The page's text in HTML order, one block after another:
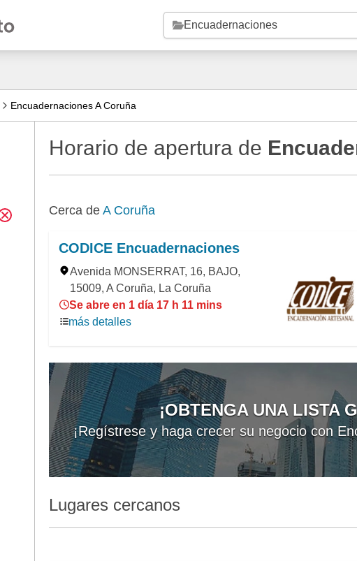
Encuadernaciones A Coruña
Horario de apertura de
Cerca de A Coruña
CODICE Encuadernaciones
Avenida MONSERRAT, 16, BAJO,
15009, A Coruña, La Coruña
Se abre en 1 día 17 h 11 mins
más detalles
¡OBTENGA UNA LISTA
¡Regístrese y haga crecer su negocio con
Lugares cercanos